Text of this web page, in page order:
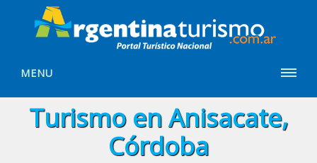
MENU
Turismo en Anisacate,
Córdoba